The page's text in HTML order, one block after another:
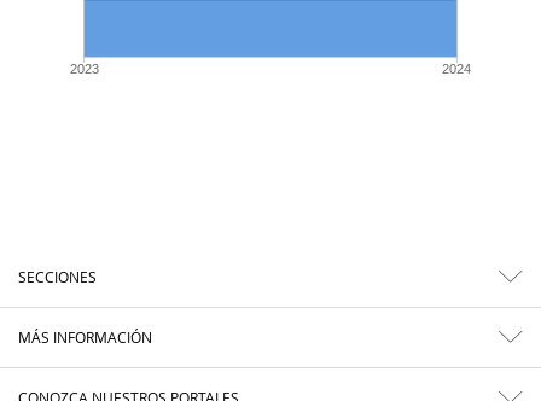
2023 2024
SECCIONES
MÁS INFORMACIÓN